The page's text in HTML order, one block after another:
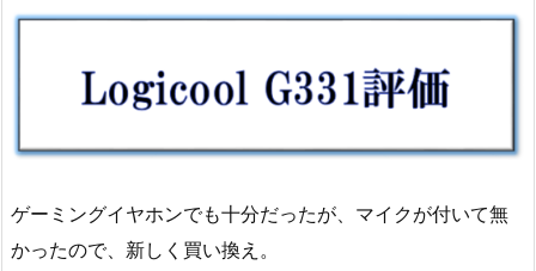
ゲーミングイヤホンでも十分だったが、マイクが付いて無
かったので、新しく買い換え。